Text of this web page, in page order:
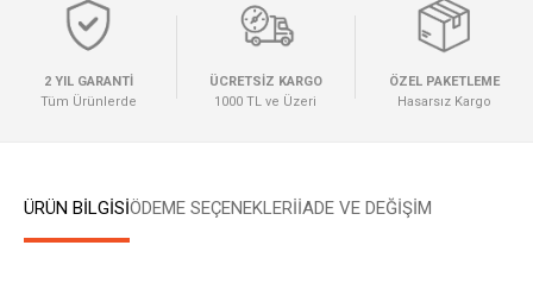
2 YIL GARANTİ
Tüm Ürünlerde
ÜCRETSİZ KARGO
1000 TL ve Üzeri
ÖZEL PAKETLEME
Hasarsız Kargo
ÜRÜN BİLGİSİÖDEME SEÇENEKLERIİADE VE DEĞİŞİM